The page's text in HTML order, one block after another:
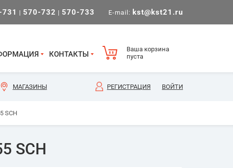
| 570-732 | 570-733 E-mail: kst@kst21.ru
КОНТАКТЫ
Ваша корзина
пуста
МАГАЗИНЫ РЕГИСТРАЦИЯ ВОЙТИ
SCH
SCH